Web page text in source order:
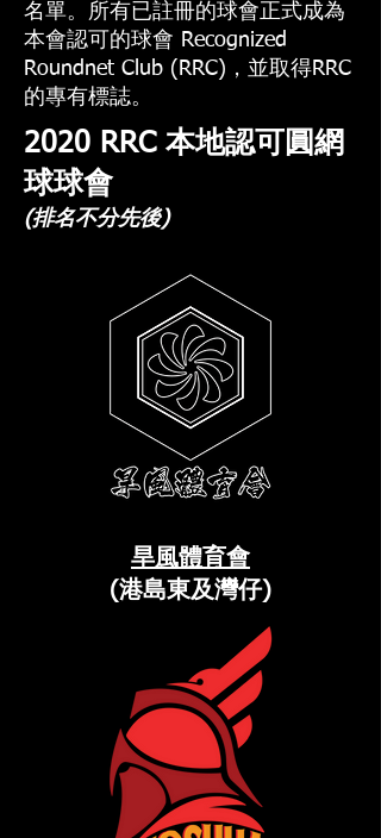
名單。所有已註冊的球會正式成為
本會認可的球會 Recognized
Roundnet Club (RRC)，並取得RRC
的專有標誌。
2020 RRC 本地認可圓網
球球會
(排名不分先後)
旱風體育會
(港島東及灣仔)